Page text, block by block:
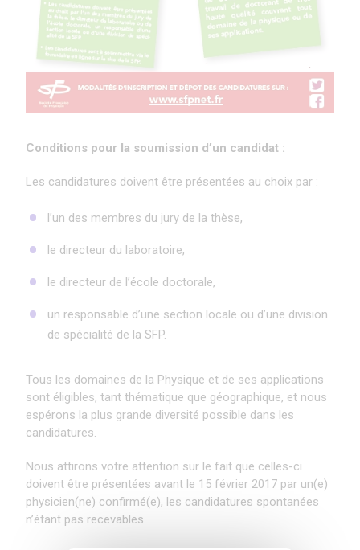
Conditions pour la soumission d’un candidat :
Les candidatures doivent être présentées au choix par :
l’un des membres du jury de la thèse,
le directeur du laboratoire,
le directeur de l’école doctorale,
un responsable d’une section locale ou d’une division
de spécialité de la SFP.
Tous les domaines de la Physique et de ses applications
sont éligibles, tant thématique que géographique, et nous
espérons la plus grande diversité possible dans les
candidatures.
Nous attirons votre attention sur le fait que celles-ci
doivent être présentées avant le 15 février 2017 par un(e)
physicien(ne) confirmé(e), les candidatures spontanées
n’étant pas recevables.